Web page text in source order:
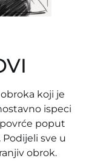
koji je
ispeci
poput
sve u
obrok.